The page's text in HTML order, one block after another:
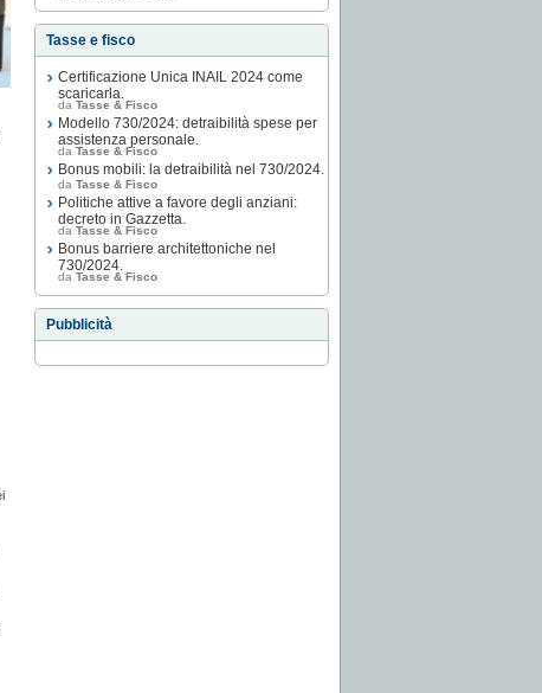
Tasse e fisco
Certificazione Unica INAIL 2024 come
scaricarla.
da Tasse & Fisco
Modello 730/2024: detraibilità spese per
assistenza personale.
da Tasse & Fisco
Bonus mobili: la detraibilità nel 730/2024.
da Tasse & Fisco
Politiche attive a favore degli anziani:
decreto in Gazzetta.
da Tasse & Fisco
Bonus barriere architettoniche nel
730/2024.
da Tasse & Fisco
Pubblicità